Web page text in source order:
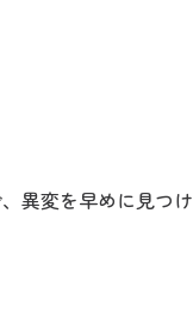
異変を早めに見つけ